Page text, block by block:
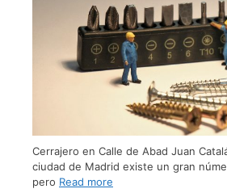
Cerrajero en Calle de Abad Juan
ciudad de Madrid existe un gran
pero Read more